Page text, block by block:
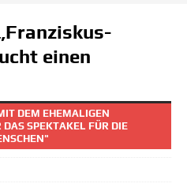
einen
DEM EHEMALIGEN
SPEKTAKEL FÜR DIE